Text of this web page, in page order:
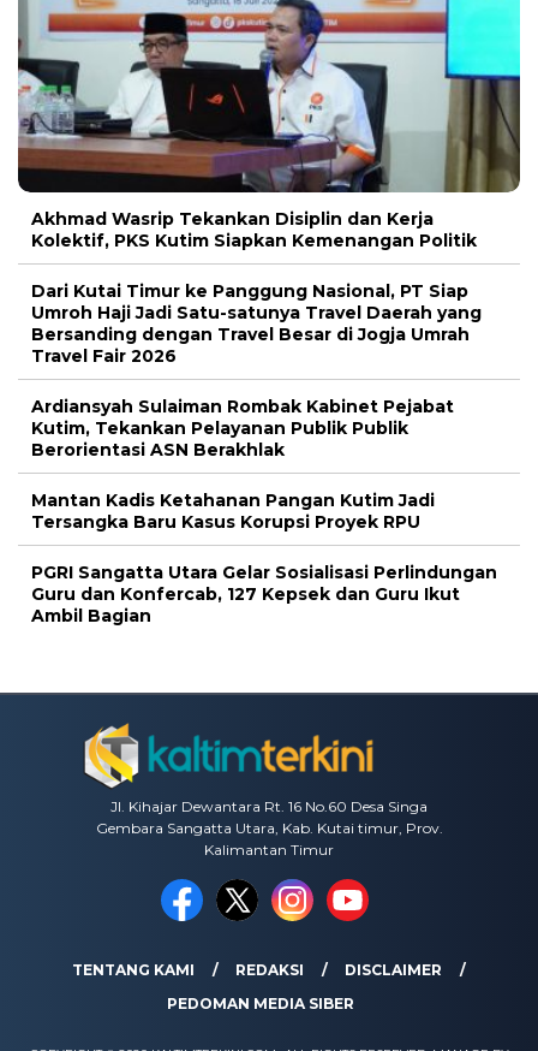
Akhmad Wasrip Tekankan Disiplin dan Kerja
Kolektif, PKS Kutim Siapkan Kemenangan Politik
Dari Kutai Timur ke Panggung Nasional, PT Siap
Umroh Haji Jadi Satu-satunya Travel Daerah yang
Bersanding dengan Travel Besar di Jogja Umrah
Travel Fair 2026
Ardiansyah Sulaiman Rombak Kabinet Pejabat
Kutim, Tekankan Pelayanan Publik Publik
Berorientasi ASN Berakhlak
Mantan Kadis Ketahanan Pangan Kutim Jadi
Tersangka Baru Kasus Korupsi Proyek RPU
PGRI Sangatta Utara Gelar Sosialisasi Perlindungan
Guru dan Konfercab, 127 Kepsek dan Guru Ikut
Ambil Bagian
Jl. Kihajar Dewantara Rt. 16 No.60 Desa Singa
Gembara Sangatta Utara, Kab. Kutai timur, Prov.
Kalimantan Timur
TENTANG KAMI REDAKSI
DISCLAIMER
PEDOMAN MEDIA SIBER